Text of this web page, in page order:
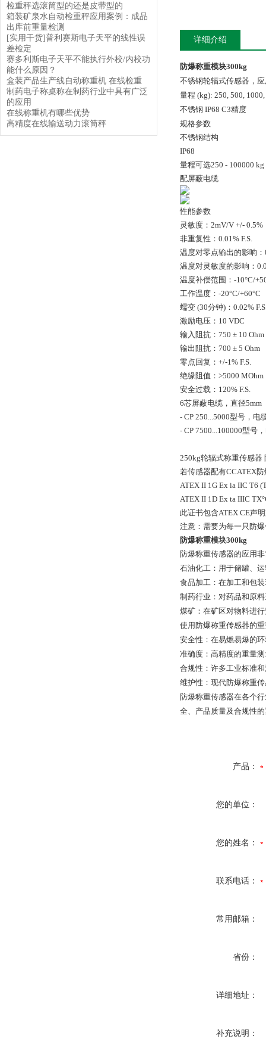
检重秤选滚筒型的还是皮带型的
箱装矿泉水自动检重秤应用案例：成品
出库前重量检测
[实用干货]普利赛斯电子天平的线性误
差检定
赛多利斯电子天平不能执行外校/内校功
能什么原因？
盒装产品生产线自动称重机 在线检重
制药电子称桌称在制药行业中具有广泛
的应用
在线称重机有哪些优势
高精度在线输送动力滚筒秤
详细介绍
防爆称重模块300kg
不锈钢轮辐式传感器，
量程 (kg): 250, 500,
不锈钢 IP68 C3精度
规格参数
不锈钢结构
IP68
量程可选250 - 100000 kg
配屏蔽电缆
性能参数
灵敏度：2mV/V +/- 0.5%
非重复性：0.01% F.S.
温度对零点输出的影响：
温度对灵敏度的影响：
温度补偿范围：-10°C/
工作温度：-20°C/+60°C
蠕变 (30分钟)：0.02%
激励电压：10 VDC
输入阻抗：750 ± 10 Ohm
输出阻抗：700 ± 5 Ohm
零点回复：+/-1% F.S.
绝缘阻值：>5000 MOhm
安全过载：120% F.S.
6芯屏蔽电缆，直径5mm
- CP 250...5000型号，电
- CP 7500...100000型号
250kg轮辐式称重传感器
若传感器配有CCATEX
ATEX II 1G Ex ia IIC T6
ATEX II 1D Ex ta IIIC
此证书包含ATEX CE声
注意：需要为每一只防
防爆称重模块300kg
防爆称重传感器的应用
石油化工：用于储罐、
食品加工：在加工和包
制药行业：对药品和原
煤矿：在矿区对物料进
使用防爆称重传感器的
安全性：在易燃易爆的
准确度：高精度的重量
合规性：许多工业标准
维护性：现代防爆称重
防爆称重传感器在各个
全、产品质量及合规性
产品：
您的单位：
您的姓名：
联系电话：
常用邮箱：
省份：
详细地址：
补充说明：